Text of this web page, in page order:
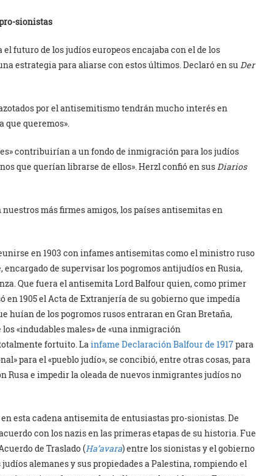
sionistas
futuro de los judíos europeos encajaba con el de los
estrategia para aliarse con estos últimos. Declaró en su Der
por el antisemitismo tendrán mucho interés en
que queremos».
contribuirían a un fondo de inmigración para los judíos
que querían librarse de ellos». Herzl confió en susDiarios
más firmes amigos, los países antisemitas en
en 1903 con infames antisemitas como el ministro ruso
de supervisar los pogromos antijudíos en Rusia,
Que fuera el antisemita Lord Balfour quien, como primer
en 1905 el Acta de Extranjería de su gobierno que impedía
huían de los pogromos rusos entraran en Gran Bretaña,
«indudables males» de «una inmigración
fortuito. Lainfame Declaración Balfourde 1917para
para el «pueblo judío», se concibió, entre otras cosas, para
Rusa e impedir la oleada de nuevos inmigrantes judíos no
esta cadena antisemita de entusiastas pro-sionistas. De
con los nazis en las primeras etapas de su historia. Fue
de Traslado (Ha’avara) entre los sionistas y el gobierno
alemanes y sus propiedades a Palestina, rompiendo el